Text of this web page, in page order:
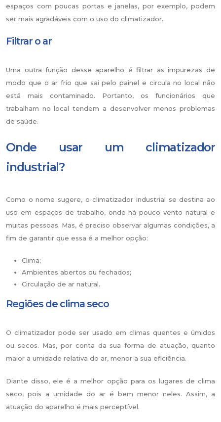
espaços com poucas portas e janelas, por exemplo, podem
ser mais agradáveis com o uso do climatizador.
Filtrar o ar
Uma outra função desse aparelho é filtrar as impurezas de
modo que o ar frio que sai pelo painel e circula no local não
está mais contaminado. Portanto, os funcionários que
trabalham no local tendem a desenvolver menos problemas
de saúde.
Onde usar um climatizador
industrial?
Como o nome sugere, o climatizador industrial se destina ao
uso em espaços de trabalho, onde há pouco vento natural e
muitas pessoas. Mas, é preciso observar algumas condições, a
fim de garantir que essa é a melhor opção:
Clima;
Ambientes abertos ou fechados;
Circulação de ar natural.
Regiões de clima seco
O climatizador pode ser usado em climas quentes e úmidos
ou secos. Mas, por conta da sua forma de atuação, quanto
maior a umidade relativa do ar, menor a sua eficiência.
Diante disso, ele é a melhor opção para os lugares de clima
seco, pois a umidade do ar é bem menor neles. Assim, a
atuação do aparelho é mais perceptível.